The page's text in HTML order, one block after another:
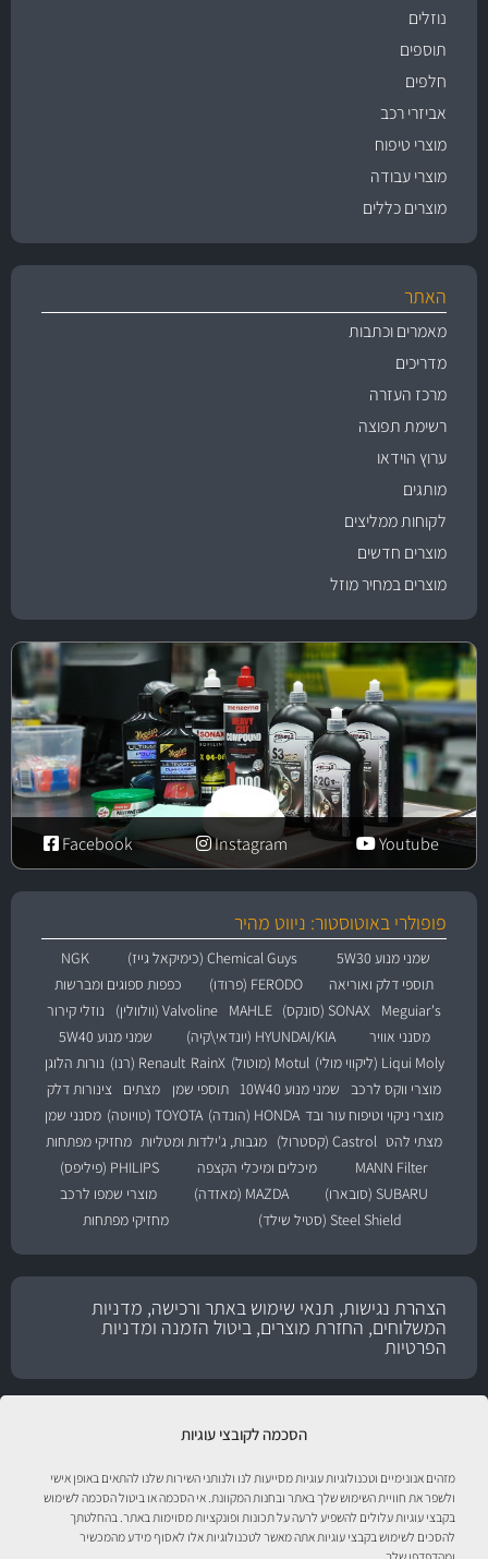
הסכמה לקובצי עוגיות
מזהים אנונימיים וטכנולוגיות עוגיות מסייעות לנו ולנותני השירות שלנו להתאים באופן אישי
ולשפר את חוויית השימוש שלך באתר ובחנות המקוונת. אי הסכמה או ביטול הסכמה לשימוש
בקבצי עוגיות עלולים להשפיע לרעה על תכונות ופונקציות מסוימות באתר. בהחלטתך
להסכים לשימוש בקבצי עוגיות אתה מאשר לטכנולוגיות אלו לאסוף מידע מהמכשיר
נוזלים
תוספים
חלפים
אביזרי רכב
מוצרי טיפוח
מוצרי עבודה
מוצרים כללים
האתר
מאמרים וכתבות
מדריכים
מרכז העזרה
רשימת תפוצה
ערוץ הוידאו
מותגים
לקוחות ממליצים
מוצרים חדשים
מוצרים במחיר מוזל
Youtube
Instagram
Facebook
פופולרי באוטוסטור: ניווט מהיר
שמני מנוע 5W30 Chemical Guys (כימיקאל גייז)
NGK
תוספי דלק ואוריאה
FERODO (פרודו)
כפפות ספוגים ומברשות
Meguiar's
SONAX (סונקס) MAHLE Valvoline (וולוולין)
נוזלי קירור
מסנני אוויר
HYUNDAI/KIA (יונדאי\קיה)
שמני מנוע 5W40
Liqui Moly (ליקווי מולי)
Motul (מוטול) RainX Renault (רנו)
נורות הלוגן
מוצרי ווקס לרכב
שמני מנוע 10W40 תוספי שמן מצתים
צינורות דלק
מוצרי ניקוי וטיפוח עור ובד HONDA (הונדה) TOYOTA (טויוטה)
מסנני שמן
מצתי להט Castrol (קסטרול) מגבות, ג'ילדות ומטליות מחזיקי מפתחות
MANN Filter
מיכלים ומיכלי הקצפה
PHILIPS (פיליפס)
SUBARU (סובארו)
MAZDA (מאזדה)
מוצרי שמפו לרכב
Steel Shield (סטיל שילד)
מחזיקי מפתחות
הצהרת נגישות, תנאי שימוש באתר ורכישה, מדניות
המשלוחים, החזרת מוצרים, ביטול הזמנה ומדניות
הפרטיות